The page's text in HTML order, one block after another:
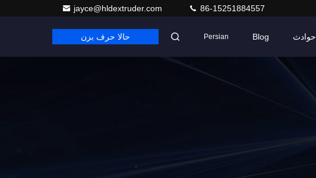
jayce@hldextruder.com 86-15251884557
حوادث Blog
Persian حالا حرف بزن